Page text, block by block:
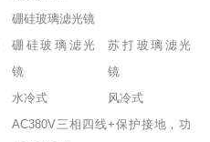
硼硅玻璃滤光镜
硼硅玻璃滤光
镜
苏打玻璃滤光
镜
水冷式
风冷式
AC380V三相四线+保护接地，功